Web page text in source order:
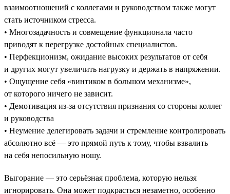
взаимоотношений с коллегами и руководством также могут
стать источником стресса.
• Многозадачность и совмещение функционала часто
приводят к перегрузке достойных специалистов.
• Перфекционизм, ожидание высоких результатов от себя
и других могут увеличить нагрузку и держать в напряжении.
• Ощущение себя «винтиком в большом механизме»,
от которого ничего не зависит.
• Демотивация из-за отсутствия признания со стороны коллег
и руководства
• Неумение делегировать задачи и стремление контролировать
абсолютно всё — это прямой путь к тому, чтобы взвалить
на себя непосильную ношу.
Выгорание — это серьёзная проблема, которую нельзя
игнорировать. Она может подкрасться незаметно, особенно